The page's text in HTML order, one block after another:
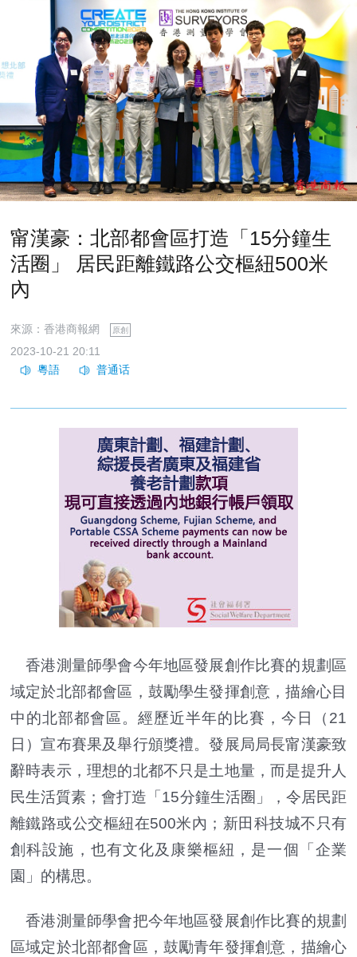
甯漢豪：北部都會區打造「15分鐘生
活圈」 居民距離鐵路公交樞紐500米
內
來源：香港商報網 原創
2023-10-21 20:11
香港測量師學會今年地區發展創作比賽的規劃區
域定於北部都會區，鼓勵學生發揮創意，描繪心目
中的北部都會區。經歷近半年的比賽，今日（21
日）宣布賽果及舉行頒獎禮。發展局局長甯漢豪致
辭時表示，理想的北都不只是土地量，而是提升人
民生活質素；會打造「15分鐘生活圈」，令居民距
離鐵路或公交樞紐在500米內；新田科技城不只有
創科設施，也有文化及康樂樞紐，是一個「企業
園」的構思。
香港測量師學會把今年地區發展創作比賽的規劃
區域定於北部都會區，鼓勵青年發揮創意，描繪心